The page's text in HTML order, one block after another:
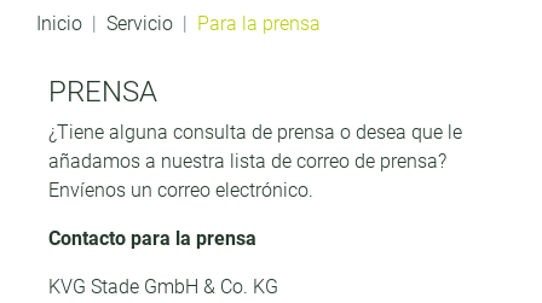
Inicio Servicio Para la prensa
PRENSA
¿Tiene alguna consulta de prensa o desea que le
añadamos a nuestra lista de correo de prensa?
Envíenos un correo electrónico.
Contacto para la prensa
KVG Stade GmbH & Co. KG